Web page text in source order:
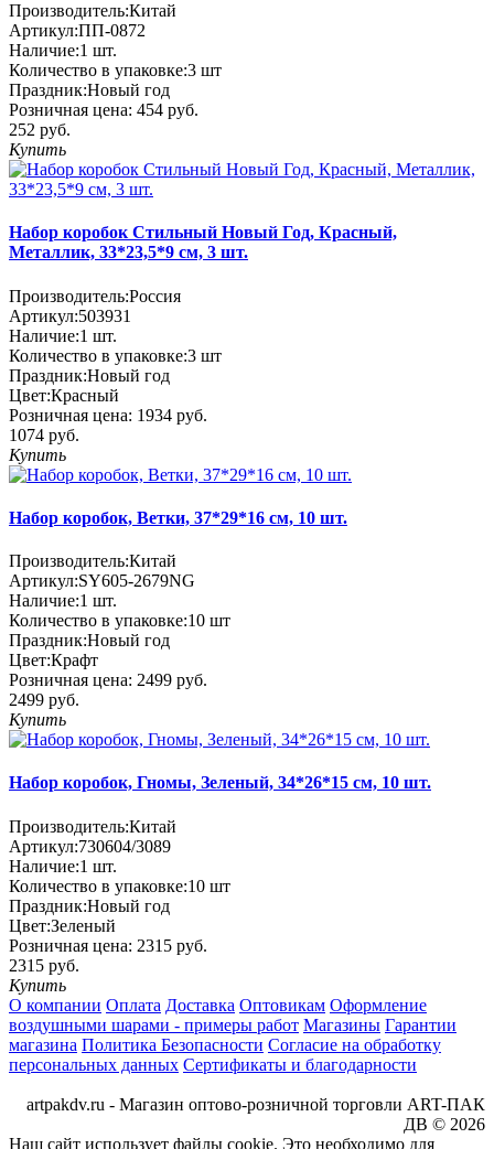
Производитель:Китай
Артикул:ПП-0872
Наличие:1 шт.
Количество в упаковке:3 шт
Праздник:Новый год
Розничная цена: 454 руб.
252 руб.
Купить
Набор коробок Стильный Новый Год, Красный,
Металлик, 33*23,5*9 см, 3 шт.
Производитель:Россия
Артикул:503931
Наличие:1 шт.
Количество в упаковке:3 шт
Праздник:Новый год
Цвет:Красный
Розничная цена: 1934 руб.
1074 руб.
Купить
Набор коробок, Ветки, 37*29*16 см, 10 шт.
Производитель:Китай
Артикул:SY605-2679NG
Наличие:1 шт.
Количество в упаковке:10 шт
Праздник:Новый год
Цвет:Крафт
Розничная цена: 2499 руб.
2499 руб.
Купить
Набор коробок, Гномы, Зеленый, 34*26*15 см, 10 шт.
Производитель:Китай
Артикул:730604/3089
Наличие:1 шт.
Количество в упаковке:10 шт
Праздник:Новый год
Цвет:Зеленый
Розничная цена: 2315 руб.
2315 руб.
Купить
О компании Оплата Доставка Оптовикам Оформление
воздушными шарами - примеры работ Магазины Гарантии
магазина Политика Безопасности Согласие на обработку
персональных данных Сертификаты и благодарности
artpakdv.ru - Магазин оптово-розничной торговли ART-ПАК
ДВ © 2026
Наш сайт использует файлы cookie. Это необходимо для